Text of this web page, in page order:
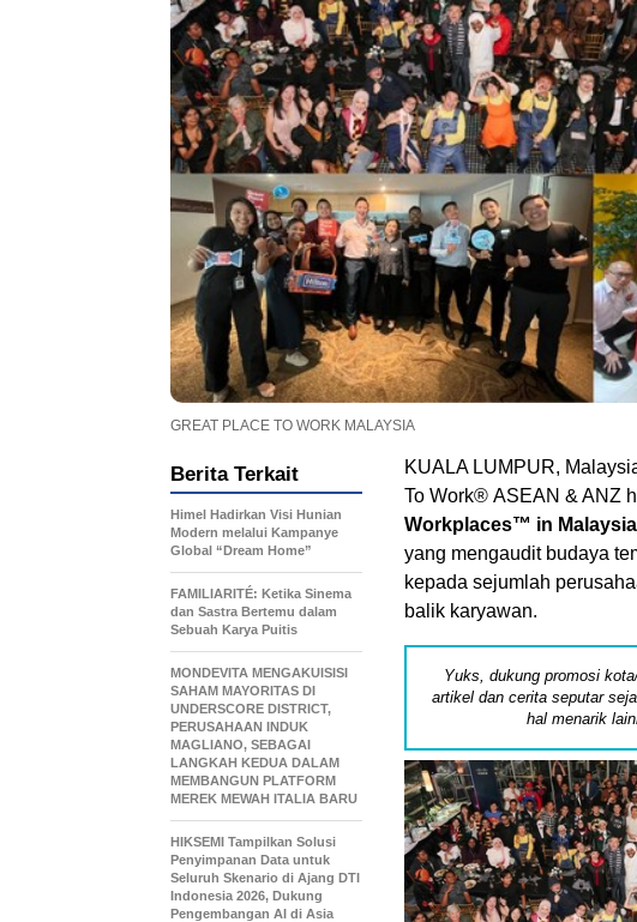
GREAT PLACE TO WORK MALAYSIA
KUALA LUMPUR,
To Work® ASEAN & ANZ
Workplaces™ in
yang mengaudit budaya
kepada sejumlah
balik karyawan.
Yuks, dukung promosi
artikel dan cerita seputar
hal menarik
Berita Terkait
Himel Hadirkan Visi Hunian
Modern melalui Kampanye
Global “Dream Home”
FAMILIARITÉ: Ketika Sinema
dan Sastra Bertemu dalam
Sebuah Karya Puitis
MONDEVITA MENGAKUISISI
SAHAM MAYORITAS DI
UNDERSCORE DISTRICT,
PERUSAHAAN INDUK
MAGLIANO, SEBAGAI
LANGKAH KEDUA DALAM
MEMBANGUN PLATFORM
MEREK MEWAH ITALIA BARU
HIKSEMI Tampilkan Solusi
Penyimpanan Data untuk
Seluruh Skenario di Ajang DTI
Indonesia 2026, Dukung
Pengembangan AI di Asia